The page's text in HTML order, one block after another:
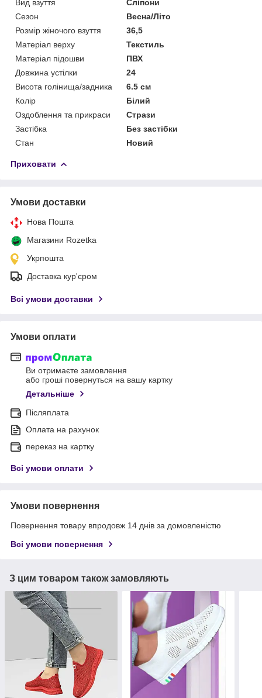
Вид взуття
Сліпони
Сезон
Весна/Літо
Розмір жіночого взуття
36,5
Матеріал верху
Текстиль
Матеріал підошви
ПВХ
Довжина устілки
24
Висота голінища/задника
6.5 см
Колір
Білий
Оздоблення та прикраси
Стрази
Застібка
Без застібки
Стан
Новий
Приховати
Умови доставки
Нова Пошта
Магазини Rozetka
Укрпошта
Доставка кур'єром
Всі умови доставки
Умови оплати
Ви отримаєте замовлення
або гроші повернуться на вашу картку
Детальніше
Післяплата
Оплата на рахунок
переказ на картку
Всі умови оплати
Умови повернення
Повернення товару впродовж 14 днів за домовленістю
Всі умови повернення
З цим товаром також замовляють